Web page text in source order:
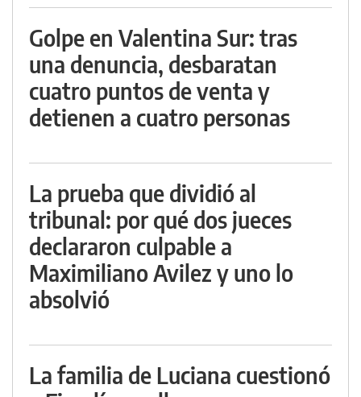
Golpe en Valentina Sur: tras
una denuncia, desbaratan
cuatro puntos de venta y
detienen a cuatro personas
La prueba que dividió al
tribunal: por qué dos jueces
declararon culpable a
Maximiliano Avilez y uno lo
absolvió
La familia de Luciana cuestionó